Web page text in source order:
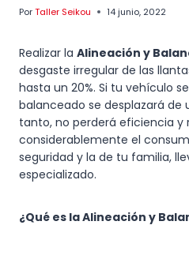
PorTaller Seikou 14 junio, 2022
Realizar la Alineación y
desgaste irregular de las
hasta un 20%. Si tu vehículo
balanceado se desplazará
tanto, no perderá eficiencia y
considerablemente el
seguridad y la de tu familia,
especializado.
¿Qué es la Alineación y